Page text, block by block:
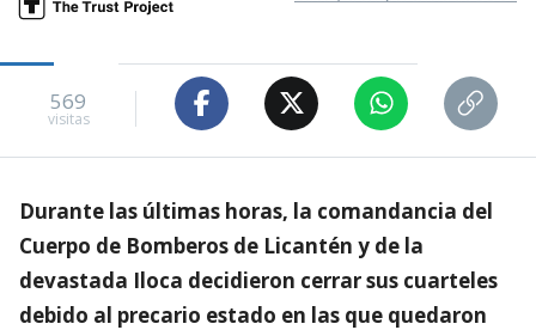
569
visitas
Durante las últimas horas, la comandancia del
Cuerpo de Bomberos de Licantén y de la
devastada Iloca decidieron cerrar sus cuarteles
debido al precario estado en las que quedaron